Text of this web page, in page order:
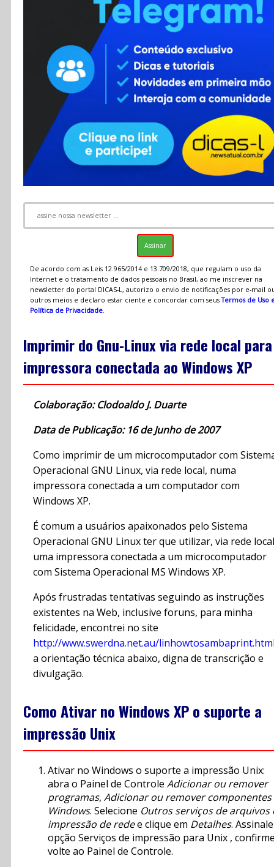
Contato
RSS
De acordo com as Leis 12.965/2014 e 13.709/2018, que regulam o uso da
Internet e o tratamento de dados pessoais no Brasil, ao me inscrever na
newsletter do portal DICAS-L, autorizo o envio de notificações por e-mail
outros meios e declaro estar ciente e concordar com seusTermos de Uso
Política de Privacidade.
Imprimir do Gnu-Linux via rede local para
impressora conectada ao Windows XP
Colaboração: Clodoaldo J. Duarte
Data de Publicação: 16 de Junho de 2007
Como imprimir de um microcomputador com
Operacional GNU Linux, via rede local, numa
impressora conectada a um computador com
Windows XP.
É comum a usuários apaixonados pelo Sistema
Operacional GNU Linux ter que utilizar, via rede
uma impressora conectada a um microcomputador
com Sistema Operacional MS Windows XP.
Após frustradas tentativas seguindo as instruções
existentes na Web, inclusive foruns, para minha
felicidade, encontrei no site
http://www.swerdna.net.au/
a orientação técnica abaixo, digna de transcrição e
divulgação.
Como Ativar no Windows XP o suporte a
impressão Unix
Ativar no Windows o suporte a impressão Unix:
abra o Painel de Controle Adicionar ou remover
programas, Adicionar ou remover componentes
Windows. Selecione Outros serviços de arquivos
impressão de redee clique em Detalhes.
opção Serviços de impressão para Unix ,
volte ao Painel de Controle.